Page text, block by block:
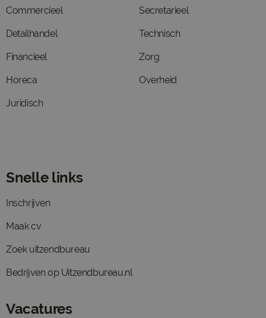
Commercieel
Detailhandel
Financieel
Horeca
Juridisch
Secretarieel
Technisch
Zorg
Overheid
Snelle links
Inschrijven
Maak cv
Zoek uitzendbureau
Bedrijven op Uitzendbureau.nl
Vacatures